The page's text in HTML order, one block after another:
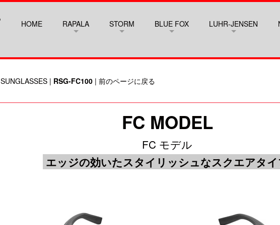
HOME RAPALA STORM BLUE FOX LUHR-JENSEN
SUNGLASSES | RSG-FC100 | 前のページに戻る
FC MODEL
FC モデル
エッジの効いたスタイリッシュなスクエアタ